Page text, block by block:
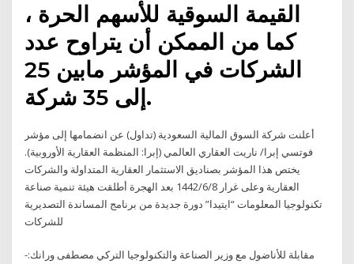
القيمة السوقية للأسهم الحرة ،
كما من الممكن أن يتراوح عدد
الشركات في المؤشر مابين 25
إلى 35 شركة.
أعلنت شركة السوق المالية السعودية (تداول) عن انضمامها إلى مؤشر
فوتسي إبرا/ ناريت العقاري العالمي (إبرا: المنظمة العقارية الأوروبية).
يختص هذا المؤشر بصناديق الاستثمار العقارية المتداولة والشركات
العقارية وعلى غرار 8‏‏/6‏‏/1442 بعد الهجرة أطلقت هيئة تنمية صناعة
تكنولوجيا المعلومات “ايتيدا” دورة جديدة من برنامج المساندة التصديرية
للشركات
مقابلة للأناضول مع وزير الصناعة والتكنولوجيا التركي مصطفى ورانك:-